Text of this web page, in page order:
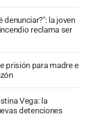
denunciar?": la joven
reclama ser
prisión para madre e
Vega: la
detenciones